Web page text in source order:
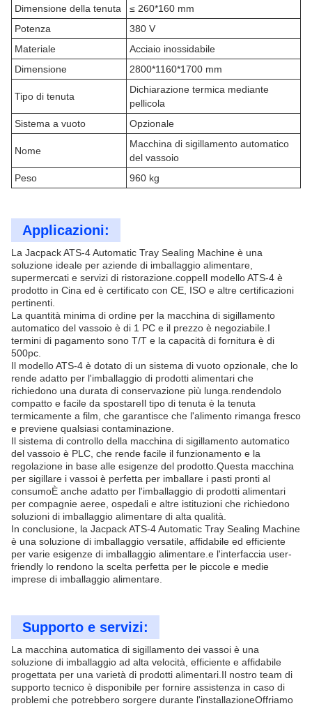
Dimensione della tenuta
≤ 260*160 mm
Potenza
380 V
Materiale
Acciaio inossidabile
Dimensione
2800*1160*1700 mm
Tipo di tenuta
Dichiarazione termica mediante
pellicola
Sistema a vuoto
Opzionale
Nome
Macchina di sigillamento automatico
del vassoio
Peso
960 kg
Applicazioni:
La Jacpack ATS-4 Automatic Tray Sealing Machine è una
soluzione ideale per aziende di imballaggio alimentare,
supermercati e servizi di ristorazione.coppeIl modello ATS-4 è
prodotto in Cina ed è certificato con CE, ISO e altre certificazioni
pertinenti.
La quantità minima di ordine per la macchina di sigillamento
automatico del vassoio è di 1 PC e il prezzo è negoziabile.I
termini di pagamento sono T/T e la capacità di fornitura è di
500pc.
Il modello ATS-4 è dotato di un sistema di vuoto opzionale, che lo
rende adatto per l'imballaggio di prodotti alimentari che
richiedono una durata di conservazione più lunga.rendendolo
compatto e facile da spostareIl tipo di tenuta è la tenuta
termicamente a film, che garantisce che l'alimento rimanga fresco
e previene qualsiasi contaminazione.
Il sistema di controllo della macchina di sigillamento automatico
del vassoio è PLC, che rende facile il funzionamento e la
regolazione in base alle esigenze del prodotto.Questa macchina
per sigillare i vassoi è perfetta per imballare i pasti pronti al
consumoÈ anche adatto per l'imballaggio di prodotti alimentari
per compagnie aeree, ospedali e altre istituzioni che richiedono
soluzioni di imballaggio alimentare di alta qualità.
In conclusione, la Jacpack ATS-4 Automatic Tray Sealing Machine
è una soluzione di imballaggio versatile, affidabile ed efficiente
per varie esigenze di imballaggio alimentare.e l'interfaccia user-
friendly lo rendono la scelta perfetta per le piccole e medie
imprese di imballaggio alimentare.
Supporto e servizi:
La macchina automatica di sigillamento dei vassoi è una
soluzione di imballaggio ad alta velocità, efficiente e affidabile
progettata per una varietà di prodotti alimentari.Il nostro team di
supporto tecnico è disponibile per fornire assistenza in caso di
problemi che potrebbero sorgere durante l'installazioneOffriamo